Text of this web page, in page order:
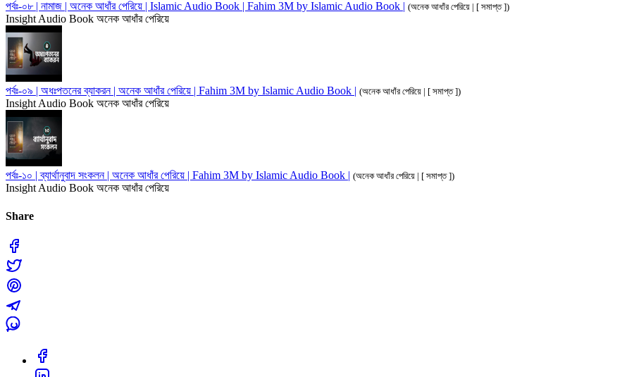
পর্বঃ-০৮ | নামাজ | অনেক আধাঁর পেরিয়ে | Islamic Audio Book | Fahim 3M by Islamic Audio Book | (অনেক আধাঁর পেরিয়ে | [ সমাপ্ত ])
Insight Audio Book অনেক আধাঁর পেরিয়ে
পর্বঃ-০৯ | অধঃপতনের ব্যাকরন | অনেক আধাঁর পেরিয়ে | Fahim 3M by Islamic Audio Book | (অনেক আধাঁর পেরিয়ে | [ সমাপ্ত ])
Insight Audio Book অনেক আধাঁর পেরিয়ে
পর্বঃ-১০ | ব্যার্থানুবাদ সংকলন | অনেক আধাঁর পেরিয়ে | Fahim 3M by Islamic Audio Book | (অনেক আধাঁর পেরিয়ে | [ সমাপ্ত ])
Insight Audio Book অনেক আধাঁর পেরিয়ে
Share